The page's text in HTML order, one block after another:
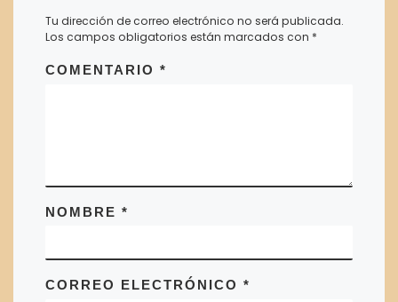
Tu dirección de correo electrónico no será publicada.
Los campos obligatorios están marcados con *
COMENTARIO*
NOMBRE*
CORREO ELECTRÓNICO*